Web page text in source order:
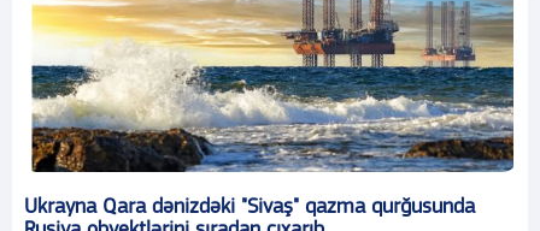
Ukrayna Qara dənizdəki "Sivaş" qazma qurğusunda